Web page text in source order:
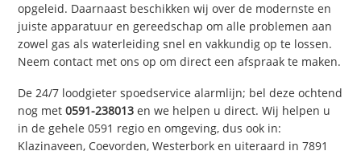
opgeleid. Daarnaast beschikken wij over de modernste en
juiste apparatuur en gereedschap om alle problemen aan
zowel gas als waterleiding snel en vakkundig op te lossen.
Neem contact met ons op om direct een afspraak te maken.
De 24/7 loodgieter spoedservice alarmlijn; bel deze ochtend
nog met0591-238013 en we helpen u direct. Wij helpen u
in de gehele 0591 regio en omgeving, dus ook in:
Klazinaveen, Coevorden, Westerbork en uiteraard in 7891